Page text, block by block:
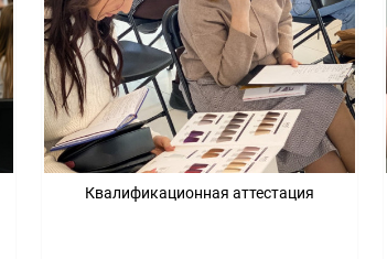
Квалификационная аттестация